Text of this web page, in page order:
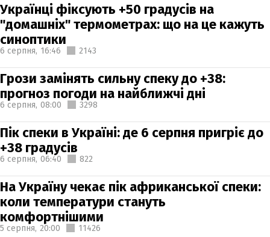
Українці фіксують +50 градусів на
"домашніх" термометрах: що на це кажуть
синоптики
6 серпня, 16:46 2143
Грози замінять сильну спеку до +38:
прогноз погоди на найближчі дні
6 серпня, 08:00 3298
Пік спеки в Україні: де 6 серпня пригріє до
+38 градусів
6 серпня, 06:40 822
На Україну чекає пік африканської спеки:
коли температури стануть
комфортнішими
5 серпня, 20:00 11426